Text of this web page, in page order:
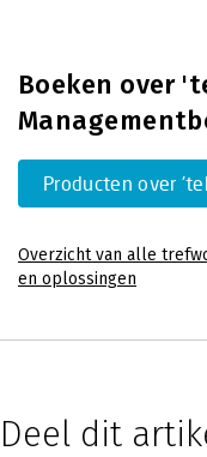
Boeken over
Producten over
Overzicht van alle
en oplossingen
Deel dit